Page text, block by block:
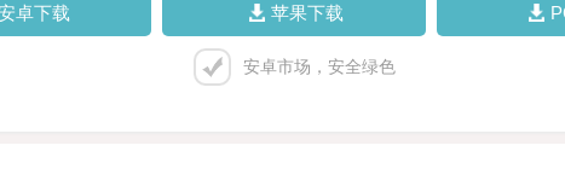
卓下载 苹果下载
安卓市场，安全绿色